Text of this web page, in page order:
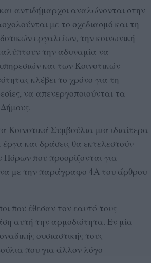
αντιδήμαρχοι αναλώνονται στην
με το σχεδιασμό και τη
εργαλείων, την κοινωνική
την αδυναμία να
και των Κοινοτικών
κλέβει το χρόνο για τη
να απενεργοποιούνται τα
Συμβούλια μια ιδιαίτερα
και δράσεις θα εκτελεστούν
που προορίζονται για
με την παράγραφο 4Α του άρθρου
που έθεσαν τον εαυτό τους
αυτή την αρμοδιότητα. Εν μία
ουσιαστικής τους
που για άλλον λόγο